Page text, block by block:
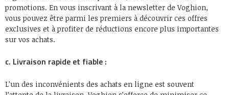
promotions. En vous inscrivant à la newsletter de Voghion,
vous pouvez être parmi les premiers à découvrir ces offres
exclusives et à profiter de réductions encore plus importantes
sur vos achats.
c. Livraison rapide et fiable :
L’un des inconvénients des achats en ligne est souvent